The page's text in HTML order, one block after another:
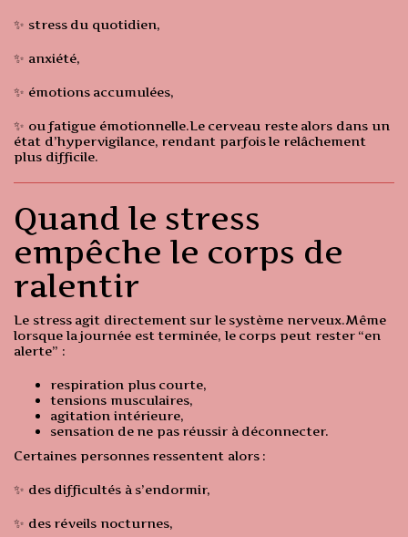
✨ stress du quotidien,
✨ anxiété,
✨ émotions accumulées,
✨ ou fatigue émotionnelle.Le cerveau reste alors dans un
état d’hypervigilance, rendant parfois le relâchement
plus difficile.
Quand le stress
empêche le corps de
ralentir
Le stress agit directement sur le système nerveux.Même
lorsque la journée est terminée, le corps peut rester “en
alerte” :
respiration plus courte,
tensions musculaires,
agitation intérieure,
sensation de ne pas réussir à déconnecter.
Certaines personnes ressentent alors :
✨ des difficultés à s’endormir,
✨ des réveils nocturnes,